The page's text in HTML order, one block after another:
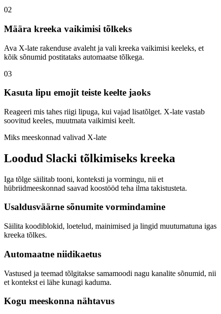
02
Määra kreeka vaikimisi tõlkeks
Ava X-late rakenduse avaleht ja vali kreeka vaikimisi keeleks, et
kõik sõnumid postitataks automaatse tõlkega.
03
Kasuta lipu emojit teiste keelte jaoks
Reageeri mis tahes riigi lipuga, kui vajad lisatõlget. X-late vastab
soovitud keeles, muutmata vaikimisi keelt.
Miks meeskonnad valivad X-late
Loodud Slacki tõlkimiseks kreeka
Iga tõlge säilitab tooni, konteksti ja vormingu, nii et
hübriidmeeskonnad saavad koostööd teha ilma takistusteta.
Usaldusväärne sõnumite vormindamine
Säilita koodiblokid, loetelud, mainimised ja lingid muutumatuna igas
kreeka tõlkes.
Automaatne niidikaetus
Vastused ja teemad tõlgitakse samamoodi nagu kanalite sõnumid, nii
et kontekst ei lähe kunagi kaduma.
Kogu meeskonna nähtavus